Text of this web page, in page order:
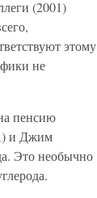
(2001)
этому
не
пенсию
и Джим
Это необычно